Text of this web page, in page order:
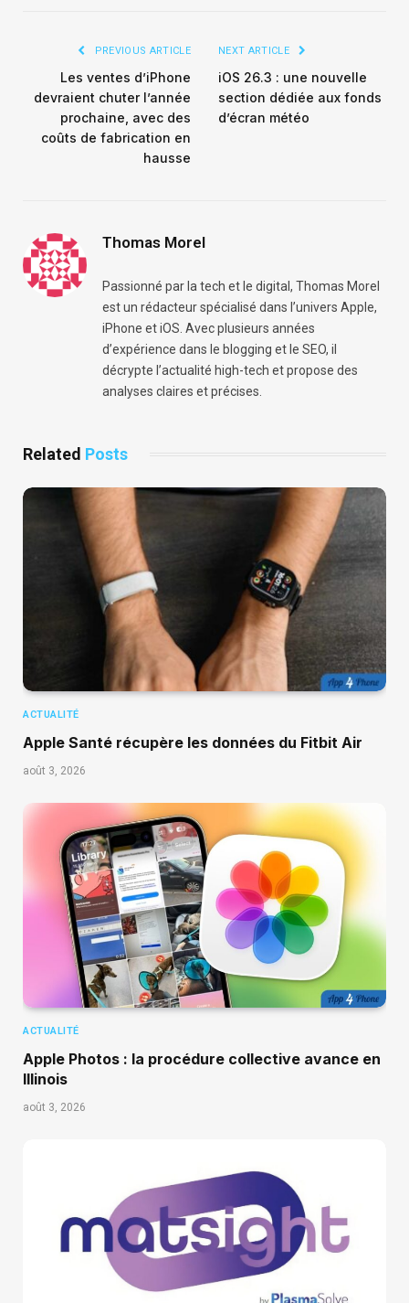
PREVIOUS ARTICLE
Les ventes d’iPhone
devraient chuter l’année
prochaine, avec des
coûts de fabrication en
hausse
NEXT ARTICLE
iOS 26.3 : une nouvelle
section dédiée aux fonds
d’écran météo
Thomas Morel
Passionné par la tech et le digital, Thomas Morel
est un rédacteur spécialisé dans l’univers Apple,
iPhone et iOS. Avec plusieurs années
d’expérience dans le blogging et le SEO, il
décrypte l’actualité high-tech et propose des
analyses claires et précises.
Related Posts
ACTUALITÉ
Apple Santé récupère les données du Fitbit Air
août 3, 2026
ACTUALITÉ
Apple Photos : la procédure collective avance en
Illinois
août 3, 2026